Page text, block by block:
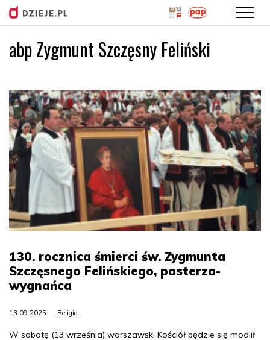
Przejdź
do
abp Zygmunt Szczęsny Feliński
130. rocznica śmierci św. Zygmunta
Szczęsnego Felińskiego, pasterza-
wygnańca
13.09.2025 Religia
W sobotę (13 września) warszawski Kościół będzie się modlił